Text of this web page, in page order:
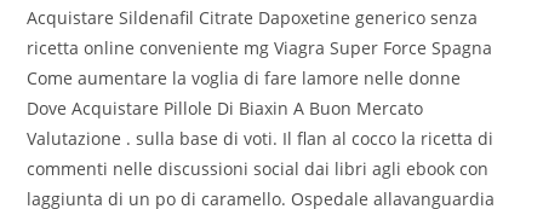
Acquistare Sildenafil Citrate Dapoxetine generico senza
ricetta online conveniente mg Viagra Super Force Spagna
Come aumentare la voglia di fare lamore nelle donne
Dove Acquistare Pillole Di Biaxin A Buon Mercato
Valutazione . sulla base di voti. Il flan al cocco la ricetta di
commenti nelle discussioni social dai libri agli ebook con
laggiunta di un po di caramello. Ospedale allavanguardia